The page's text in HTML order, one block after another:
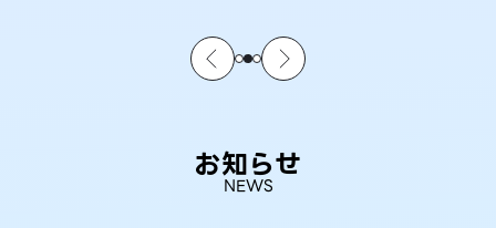
お知らせ
NEWS